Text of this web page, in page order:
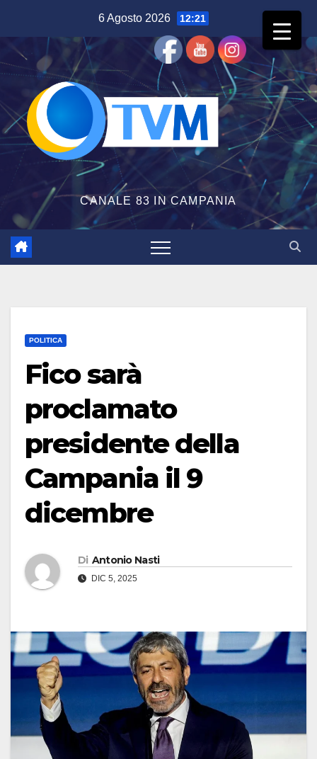
contenuto
6 Agosto 2026 12:21
CANALE 83 IN CAMPANIA
POLITICA
Fico sarà
proclamato
presidente della
Campania il 9
dicembre
Di Antonio Nasti
DIC 5, 2025